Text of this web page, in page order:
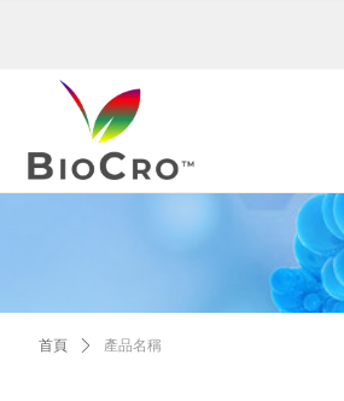
首頁 ꄲ 產品名稱